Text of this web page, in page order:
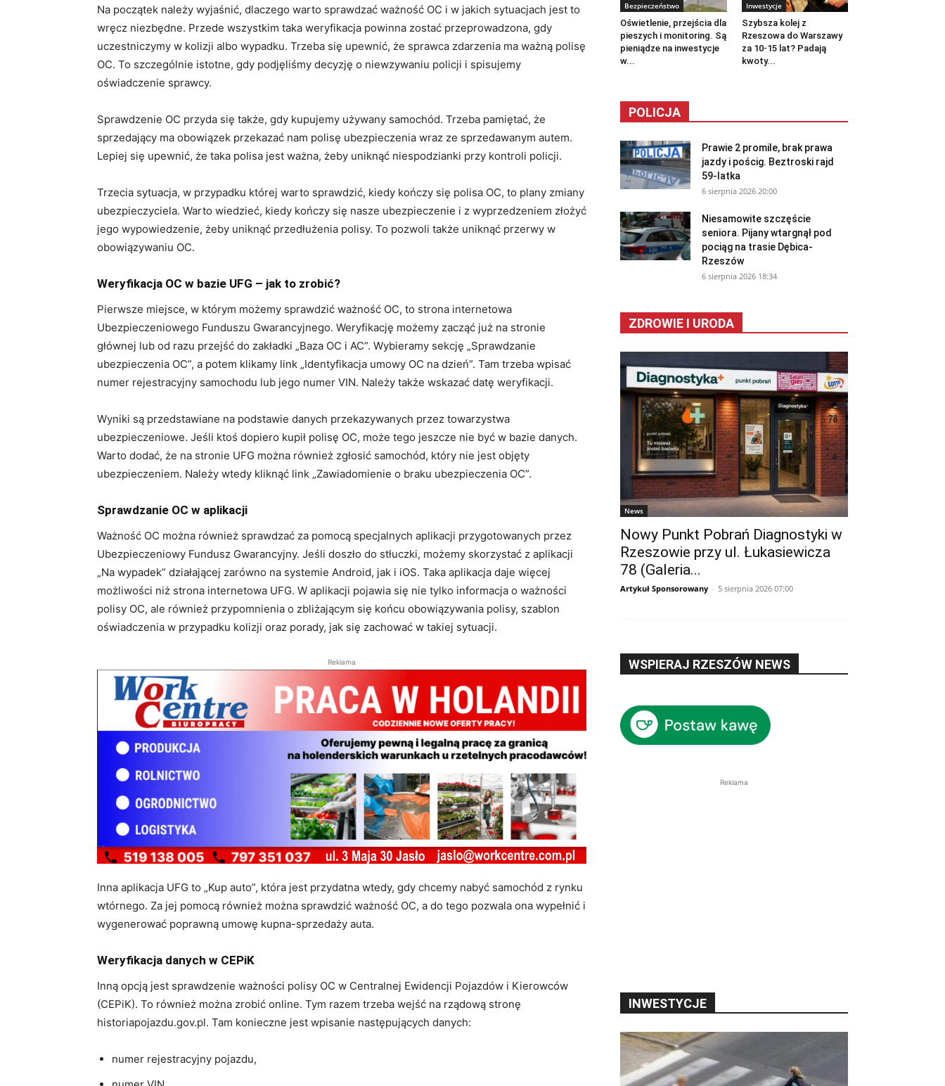
Na początek należy wyjaśnić, dlaczego warto sprawdzać ważność OC i w jakich sytuacjach jest to
wręcz niezbędne. Przede wszystkim taka weryfikacja powinna zostać przeprowadzona, gdy
uczestniczymy w kolizji albo wypadku. Trzeba się upewnić, że sprawca zdarzenia ma ważną polisę
OC. To szczególnie istotne, gdy podjęliśmy decyzję o niewzywaniu policji i spisujemy
oświadczenie sprawcy.
Sprawdzenie OC przyda się także, gdy kupujemy używany samochód. Trzeba pamiętać, że
sprzedający ma obowiązek przekazać nam polisę ubezpieczenia wraz ze sprzedawanym autem.
Lepiej się upewnić, że taka polisa jest ważna, żeby uniknąć niespodzianki przy kontroli policji.
Trzecia sytuacja, w przypadku której warto sprawdzić, kiedy kończy się polisa OC, to plany zmiany
ubezpieczyciela. Warto wiedzieć, kiedy kończy się nasze ubezpieczenie i z wyprzedzeniem złożyć
jego wypowiedzenie, żeby uniknąć przedłużenia polisy. To pozwoli także uniknąć przerwy w
obowiązywaniu OC.
Weryfikacja OC w bazie UFG – jak to zrobić?
Pierwsze miejsce, w którym możemy sprawdzić ważność OC, to strona internetowa
Ubezpieczeniowego Funduszu Gwarancyjnego. Weryfikację możemy zacząć już na stronie
głównej lub od razu przejść do zakładki „Baza OC i AC”. Wybieramy sekcję „Sprawdzanie
ubezpieczenia OC”, a potem klikamy link „Identyfikacja umowy OC na dzień”. Tam trzeba wpisać
numer rejestracyjny samochodu lub jego numer VIN. Należy także wskazać datę weryfikacji.
Wyniki są przedstawiane na podstawie danych przekazywanych przez towarzystwa
ubezpieczeniowe. Jeśli ktoś dopiero kupił polisę OC, może tego jeszcze nie być w bazie danych.
Warto dodać, że na stronie UFG można również zgłosić samochód, który nie jest objęty
ubezpieczeniem. Należy wtedy kliknąć link „Zawiadomienie o braku ubezpieczenia OC”.
Sprawdzanie OC w aplikacji
Ważność OC można również sprawdzać za pomocą specjalnych aplikacji przygotowanych przez
Ubezpieczeniowy Fundusz Gwarancyjny. Jeśli doszło do stłuczki, możemy skorzystać z aplikacji
„Na wypadek” działającej zarówno na systemie Android, jak i iOS. Taka aplikacja daje więcej
możliwości niż strona internetowa UFG. W aplikacji pojawia się nie tylko informacja o ważności
polisy OC, ale również przypomnienia o zbliżającym się końcu obowiązywania polisy, szablon
oświadczenia w przypadku kolizji oraz porady, jak się zachować w takiej sytuacji.
Reklama
Inna aplikacja UFG to „Kup auto”, która jest przydatna wtedy, gdy chcemy nabyć samochód z rynku
wtórnego. Za jej pomocą również można sprawdzić ważność OC, a do tego pozwala ona wypełnić i
wygenerować poprawną umowę kupna-sprzedaży auta.
Weryfikacja danych w CEPiK
Inną opcją jest sprawdzenie ważności polisy OC w Centralnej Ewidencji Pojazdów i Kierowców
(CEPiK). To również można zrobić online. Tym razem trzeba wejść na rządową stronę
historiapojazdu.gov.pl. Tam konieczne jest wpisanie następujących danych:
numer rejestracyjny pojazdu,
Bezpieczeństwo
Oświetlenie, przejścia dla
pieszych i monitoring. Są
pieniądze na inwestycje
w...
Inwestycje
Szybsza kolej z
Rzeszowa do Warszawy
za 10-15 lat? Padają
kwoty...
POLICJA
Prawie 2 promile, brak prawa
jazdy i pościg. Beztroski rajd
59-latka
6 sierpnia 2026 20:00
Niesamowite szczęście
seniora. Pijany wtargnął pod
pociąg na trasie Dębica-
Rzeszów
6 sierpnia 2026 18:34
ZDROWIE I URODA
News
Nowy Punkt Pobrań Diagnostyki w
Rzeszowie przy ul. Łukasiewicza
78 (Galeria...
Artykuł Sponsorowany - 5 sierpnia 2026 07:00
WSPIERAJ RZESZÓW NEWS
Reklama
INWESTYCJE